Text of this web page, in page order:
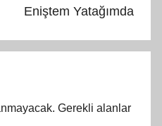
Eniştem Yatağımda
Gerekli alanlar